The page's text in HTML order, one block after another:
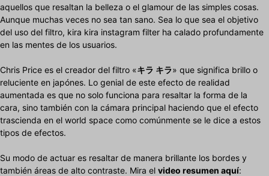
aquellos que resaltan la belleza o el glamour de las simples cosas.
Aunque muchas veces no sea tan sano. Sea lo que sea el objetivo
del uso del filtro, kira kira instagram filter ha calado profundamente
en las mentes de los usuarios.
Chris Price es el creador del filtro «キラ キラ» que significa brillo o
reluciente en japónes. Lo genial de este efecto de realidad
aumentada es que no solo funciona para resaltar la forma de la
cara, sino también con la cámara principal haciendo que el efecto
trascienda en el world space como comúnmente se le dice a estos
tipos de efectos.
Su modo de actuar es resaltar de manera brillante los bordes y
también áreas de alto contraste. Mira el video resumen aquí: